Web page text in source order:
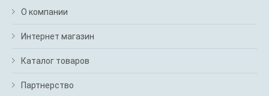
О компании
Интернет магазин
Каталог товаров
Партнерство